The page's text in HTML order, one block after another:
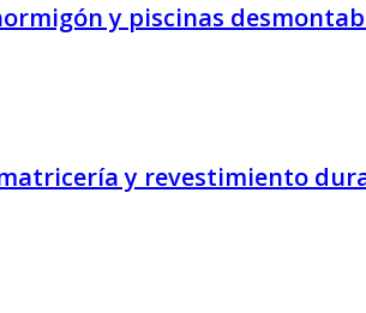
y piscinas
y revestimiento